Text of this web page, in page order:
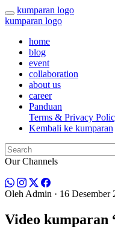
kumparan logo
kumparan logo
home
blog
event
collaboration
about us
career
Panduan
Terms & Privacy
Kembali ke kumparan
Our Channels
Oleh Admin · 16 Desember
Video kumparan